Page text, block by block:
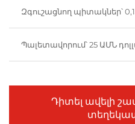
Զգուշացնող պիտակներ՝
Պալետավորում՝ 25 ԱՄՆ
Դիտել ավելի